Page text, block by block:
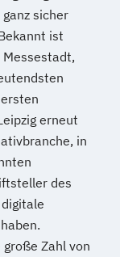
sicher
ist
Messestadt,
erneut
in
des
Zahl von